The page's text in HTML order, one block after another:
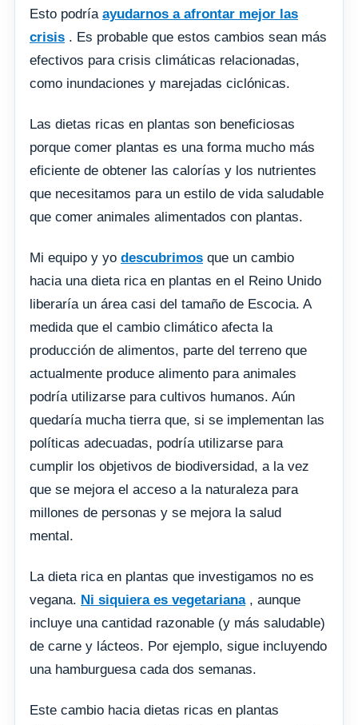
Esto podría ayudarnos a afrontar mejor las
crisis . Es probable que estos cambios sean más
efectivos para crisis climáticas relacionadas,
como inundaciones y marejadas ciclónicas.
Las dietas ricas en plantas son beneficiosas
porque comer plantas es una forma mucho más
eficiente de obtener las calorías y los nutrientes
que necesitamos para un estilo de vida saludable
que comer animales alimentados con plantas.
Mi equipo y yo descubrimos que un cambio
hacia una dieta rica en plantas en el Reino Unido
liberaría un área casi del tamaño de Escocia. A
medida que el cambio climático afecta la
producción de alimentos, parte del terreno que
actualmente produce alimento para animales
podría utilizarse para cultivos humanos. Aún
quedaría mucha tierra que, si se implementan las
políticas adecuadas, podría utilizarse para
cumplir los objetivos de biodiversidad, a la vez
que se mejora el acceso a la naturaleza para
millones de personas y se mejora la salud
mental.
La dieta rica en plantas que investigamos no es
vegana. Ni siquiera es vegetariana, aunque
incluye una cantidad razonable (y más saludable)
de carne y lácteos. Por ejemplo, sigue incluyendo
una hamburguesa cada dos semanas.
Este cambio hacia dietas ricas en plantas